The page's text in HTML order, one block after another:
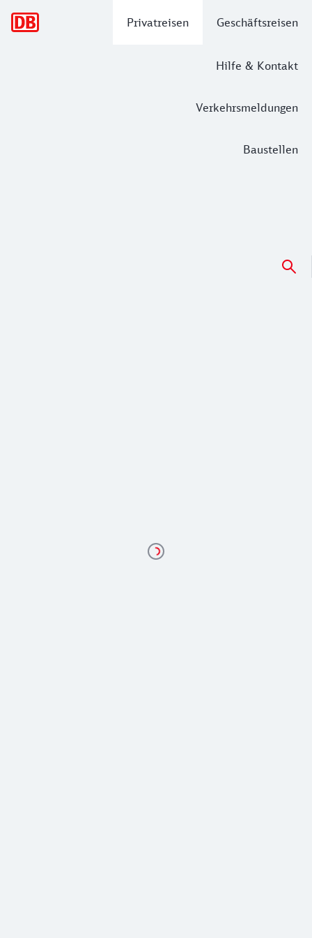
Privatreisen Geschäftsreisen
Hilfe & Kontakt
Verkehrsmeldungen
Baustellen